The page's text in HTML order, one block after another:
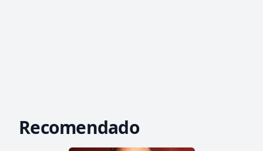
Recomendado